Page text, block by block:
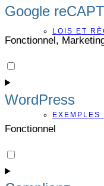
LOIS ET
EXEMPLES
Google
Fonctionnel,
Consent
to
service
recaptcha
WordPress
Fonctionnel
Consent
to